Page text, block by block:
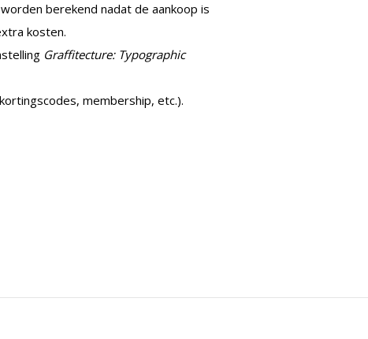
berekend nadat de aankoop is
kosten.
Graffitecture: Typographic
membership, etc.).